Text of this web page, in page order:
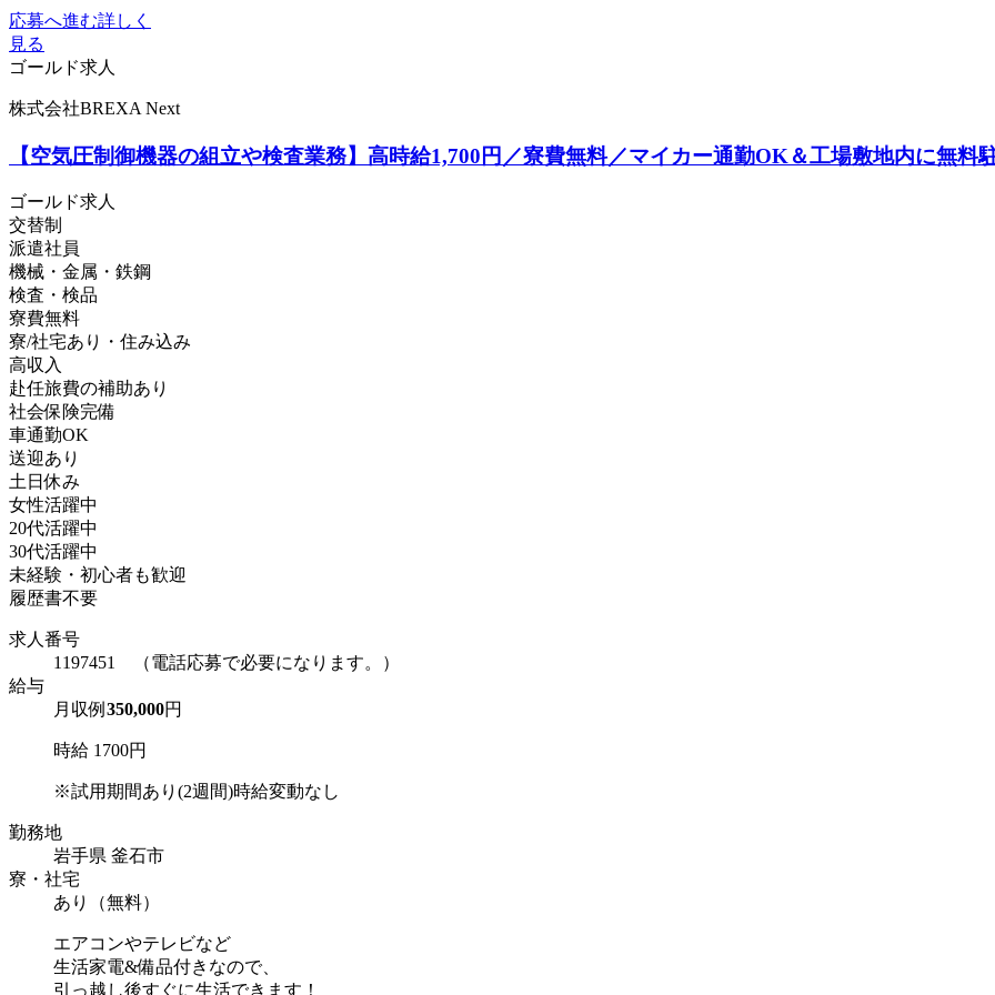
応募へ進む詳しく
見る
ゴールド求人
株式会社BREXA Next
【空気圧制御機器の組立や検査業務】高時給1,700円／寮費無料／マイカー通勤OK＆工場敷地内に無料
ゴールド求人
交替制
派遣社員
機械・金属・鉄鋼
検査・検品
寮費無料
寮/社宅あり・住み込み
高収入
赴任旅費の補助あり
社会保険完備
車通勤OK
送迎あり
土日休み
女性活躍中
20代活躍中
30代活躍中
未経験・初心者も歓迎
履歴書不要
求人番号
1197451 （電話応募で必要になります。）
給与
月収例 350,000円
時給 1700円
※試用期間あり(2週間)時給変動なし
勤務地
岩手県 釜石市
寮・社宅
あり（無料）
エアコンやテレビなど
生活家電&備品付きなので、
引っ越し後すぐに生活できます！